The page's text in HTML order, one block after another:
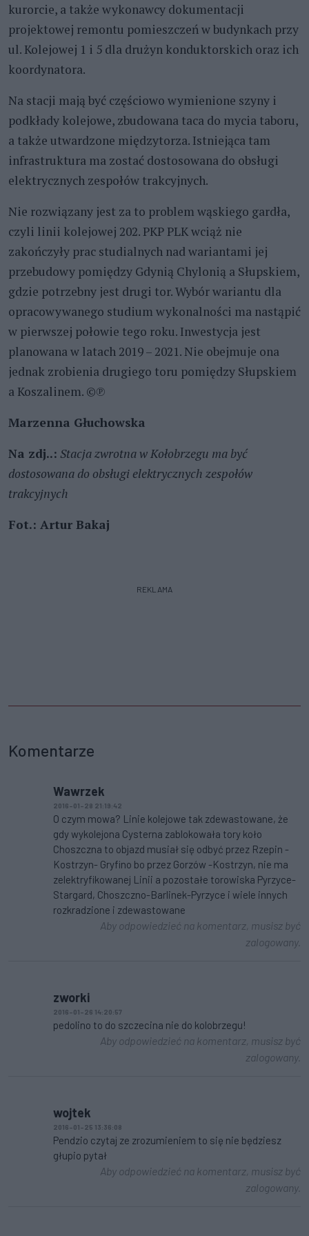
kurorcie, a także wykonawcy dokumentacji
projektowej remontu pomieszczeń w budynkach przy
ul. Kolejowej 1 i 5 dla drużyn konduktorskich oraz ich
koordynatora.
Na stacji mają być częściowo wymienione szyny i
podkłady kolejowe, zbudowana taca do mycia taboru,
a także utwardzone międzytorza. Istniejąca tam
infrastruktura ma zostać dostosowana do obsługi
elektrycznych zespołów trakcyjnych.
Nie rozwiązany jest za to problem wąskiego gardła,
czyli linii kolejowej 202. PKP PLK wciąż nie
zakończyły prac studialnych nad wariantami jej
przebudowy pomiędzy Gdynią Chylonią a Słupskiem,
gdzie potrzebny jest drugi tor. Wybór wariantu dla
opracowywanego studium wykonalności ma nastąpić
w pierwszej połowie tego roku. Inwestycja jest
planowana w latach 2019 – 2021. Nie obejmuje ona
jednak zrobienia drugiego toru pomiędzy Słupskiem
a Koszalinem. ©℗
Marzenna Głuchowska
Na zdj..: Stacja zwrotna w Kołobrzegu ma być
dostosowana do obsługi elektrycznych zespołów
trakcyjnych
Fot.: Artur Bakaj
REKLAMA
Komentarze
Wawrzek
2016-01-28 21:19:42
O czym mowa? Linie kolejowe tak zdewastowane, że
gdy wykolejona Cysterna zablokowała tory koło
Choszczna to objazd musiał się odbyć przez Rzepin -
Kostrzyn- Gryfino bo przez Gorzów -Kostrzyn, nie ma
zelektryfikowanej Linii a pozostałe torowiska Pyrzyce-
Stargard, Choszczno-Barlinek-Pyrzyce i wiele innych
rozkradzione i zdewastowane
Aby odpowiedzieć na komentarz, musisz być
zalogowany.
zworki
2016-01-26 14:20:57
pedolino to do szczecina nie do kolobrzegu!
Aby odpowiedzieć na komentarz, musisz być
zalogowany.
wojtek
2016-01-25 13:36:08
Pendzio czytaj ze zrozumieniem to się nie będziesz
głupio pytał
Aby odpowiedzieć na komentarz, musisz być
zalogowany.